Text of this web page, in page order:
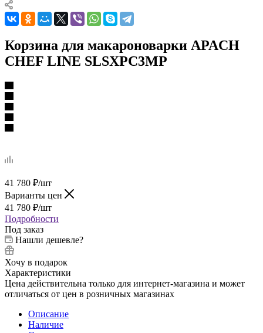
Корзина для макароноварки APACH
CHEF LINE SLSXPC3MP
41 780 ₽/шт
Варианты цен
41 780 ₽/шт
Подробности
Под заказ
Нашли дешевле?
Хочу в подарок
Характеристики
Цена действительна только для интернет-магазина и может
отличаться от цен в розничных магазинах
Описание
Наличие